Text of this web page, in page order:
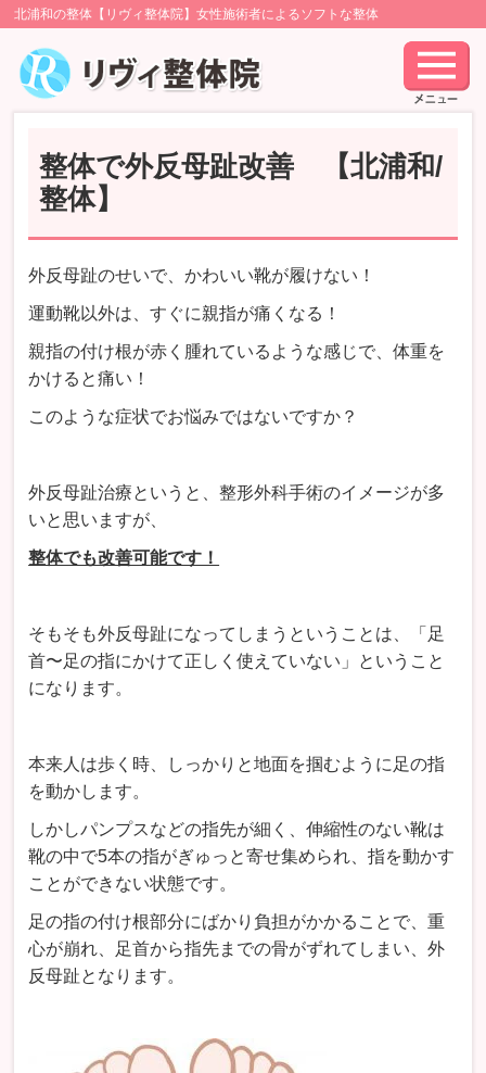
北浦和の整体【リヴィ整体院】女性施術者によるソフトな整体
整体で外反母趾改善 【北浦和/
整体】
外反母趾のせいで、かわいい靴が履けない！
運動靴以外は、すぐに親指が痛くなる！
親指の付け根が赤く腫れているような感じで、体重を
かけると痛い！
このような症状でお悩みではないですか？
外反母趾治療というと、整形外科手術のイメージが多
いと思いますが、
整体でも改善可能です！
そもそも外反母趾になってしまうということは、「足
首〜足の指にかけて正しく使えていない」ということ
になります。
本来人は歩く時、しっかりと地面を掴むように足の指
を動かします。
しかしパンプスなどの指先が細く、伸縮性のない靴は
靴の中で5本の指がぎゅっと寄せ集められ、指を動かす
ことができない状態です。
足の指の付け根部分にばかり負担がかかることで、重
心が崩れ、足首から指先までの骨がずれてしまい、外
反母趾となります。